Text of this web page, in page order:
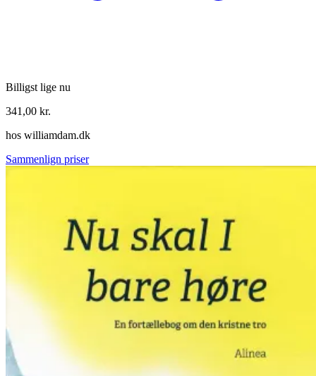
Billigst lige nu
341,00 kr.
hos williamdam.dk
Sammenlign priser